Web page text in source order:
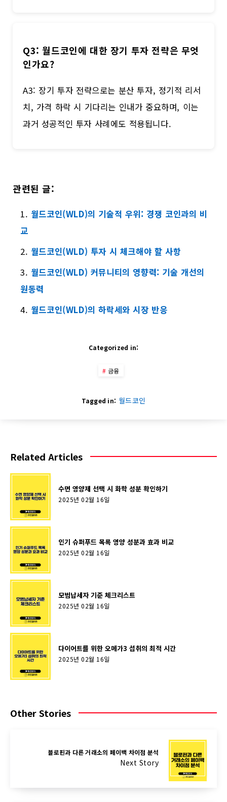
Q3: 월드코인에 대한 장기 투자 전략은 무엇
인가요?
A3: 장기 투자 전략으로는 분산 투자, 정기적 리서
치, 가격 하락 시 기다리는 인내가 중요하며, 이는
과거 성공적인 투자 사례에도 적용됩니다.
관련된 글:
월드코인(WLD)의 기술적 우위: 경쟁 코인과의 비
교
월드코인(WLD) 투자 시 체크해야 할 사항
월드코인(WLD) 커뮤니티의 영향력: 기술 개선의
원동력
월드코인(WLD)의 하락세와 시장 반응
Categorized in:
금융
Tagged in: 월드코인
Related Articles
수면 영양제 선택 시 화학 성분 확인하기
2025년 02월 16일
인기 슈퍼푸드 목록 영양 성분과 효과 비교
2025년 02월 16일
모범납세자 기준 체크리스트
2025년 02월 16일
다이어트를 위한 오메가3 섭취의 최적 시간
2025년 02월 16일
Other Stories
블로핀과 다른 거래소의 페이백 차이점 분석
Next Story